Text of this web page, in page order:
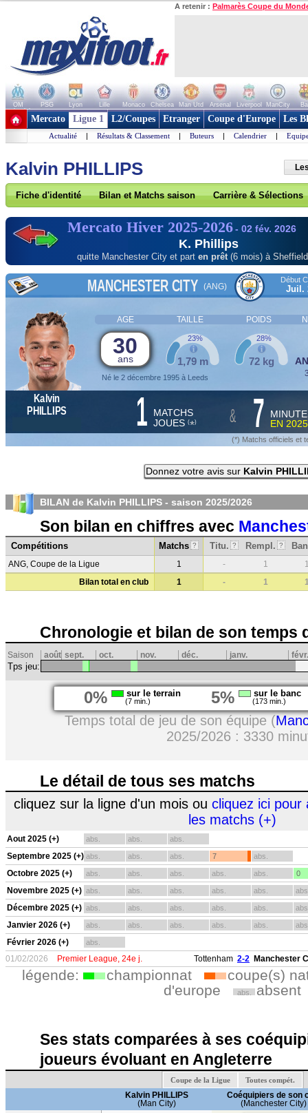
A retenir : Palmarès Coupe du
OM PSG Lyon Lille Monaco Chelsea Man Utd Arsenal Liverpool ManCity
+ de clubs
Mercato Ligue 1 L2/Coupes Etranger Coupe d'Europe Les
Actualité | Résultats & Classement | Buteurs | Calendrier |
Kalvin PHILLIPS
Fiche d'identité Bilan et Matchs saison Carrière & Sélections
Mercato Hiver 2025-2026- 02 fév. 2026
K. Phillips
quitte Manchester City et part en prêt(6 mois) à
MANCHESTER CITY (ANG)
Début
Juil.
AGE TAILLE POIDS
30
ans
Né le 2 décembre 1995 à Leeds
1,79 m
23%
72 kg
28%
Kalvin
PHILLIPS
1
MATCHS
JOUES (*) & 7
EN
(*) Matchs officiels et
Donnez votre avis sur Kalvin
BILAN de Kalvin PHILLIPS - saison 2025/2026
Son bilan en chiffres avec
Compétitions Matchs ? Titu. ? Rempl. ?
ANG, Coupe de la Ligue 1 - 1
Bilan total en club
1 - 1
Chronologie et bilan de son temps
Saison août sept. oct. nov. déc. janv. févr.
Tps jeu:
0% sur le terrain
(7 min.) 5% sur le banc
(173 min.)
Temps total de jeu de son équipe (
2025/2026 : 3330
Le détail de tous ses matchs
cliquez sur la ligne d'un mois ou cliquez ici pour
les matchs (+)
Aout 2025 (+) abs. abs. abs.
Septembre 2025 (+) abs. abs. abs. 7 abs.
Octobre 2025 (+) abs. abs. abs. abs. abs. 0
Novembre 2025 (+) abs. abs. abs. abs. abs.
Décembre 2025 (+) abs. abs. abs. abs. abs.
Janvier 2026 (+) abs. abs. abs. abs. abs.
Février 2026 (+) abs.
01/02/2026 Premier League, 24e j. Tottenham 2-2 Manchester
légende: championnat
coupe(s)
d'europe
abs. absent
Ses stats comparées à ses
joueurs évoluant en Angleterre
Coupe de la Ligue Toutes compét.
Kalvin PHILLIPS
(Man City)
Coéquipiers de son
(Manchester City)